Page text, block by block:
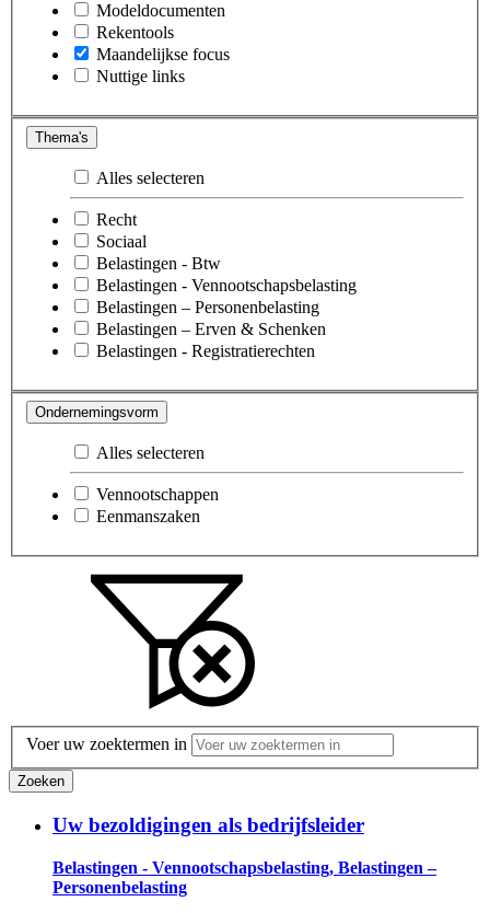
Modeldocumenten
Rekentools
Maandelijkse focus
Nuttige links
Thema's
Alles selecteren
Recht
Sociaal
Belastingen - Btw
Belastingen - Vennootschapsbelasting
Belastingen – Personenbelasting
Belastingen – Erven & Schenken
Belastingen - Registratierechten
Ondernemingsvorm
Alles selecteren
Vennootschappen
Eenmanszaken
Voer uw zoektermen in
Zoeken
Uw bezoldigingen als bedrijfsleider
Belastingen - Vennootschapsbelasting, Belastingen –
Personenbelasting